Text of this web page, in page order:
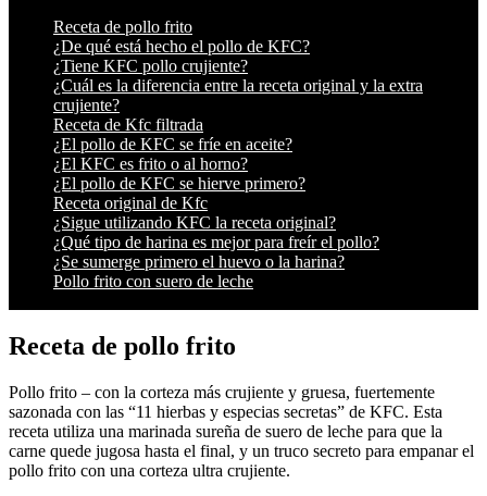
Receta de pollo frito
¿De qué está hecho el pollo de KFC?
¿Tiene KFC pollo crujiente?
¿Cuál es la diferencia entre la receta original y la extra
crujiente?
Receta de Kfc filtrada
¿El pollo de KFC se fríe en aceite?
¿El KFC es frito o al horno?
¿El pollo de KFC se hierve primero?
Receta original de Kfc
¿Sigue utilizando KFC la receta original?
¿Qué tipo de harina es mejor para freír el pollo?
¿Se sumerge primero el huevo o la harina?
Pollo frito con suero de leche
Receta de pollo frito
Pollo frito – con la corteza más crujiente y gruesa, fuertemente
sazonada con las “11 hierbas y especias secretas” de KFC. Esta
receta utiliza una marinada sureña de suero de leche para que la
carne quede jugosa hasta el final, y un truco secreto para empanar el
pollo frito con una corteza ultra crujiente.